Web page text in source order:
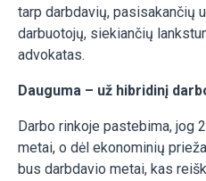
tarp darbdavių, pasisakančių
darbuotojų, siekiančių
advokatas.
Dauguma – už hibridinį
Darbo rinkoje pastebima, jog
metai, o dėl ekonominių
bus darbdavio metai, kas